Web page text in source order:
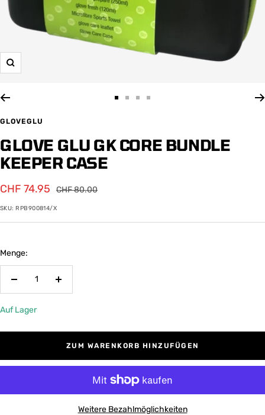
Zoom
gehengehengehen
gehen
GLOVEGLU
GLOVE GLU GK CORE BUNDLE
KEEPER CASE
Angebotspreis
CHF 74.95
Regulärer
CHF 80.00
SKU: RPB900814/X
Menge:
Menge
Menge
Auf Lager
ZUM WARENKORB HINZUFÜGEN
Weitere Bezahlmöglichkeiten